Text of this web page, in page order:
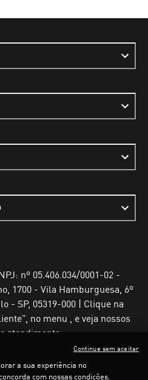
nº 05.406.034/0001-02 -
1700 - Vila Hamburguesa, 6º
- SP, 05319-000 | Clique na
no menu , e veja nossos
atendimento
a sua experiência no
com nossas condições.
Continue sem aceitar